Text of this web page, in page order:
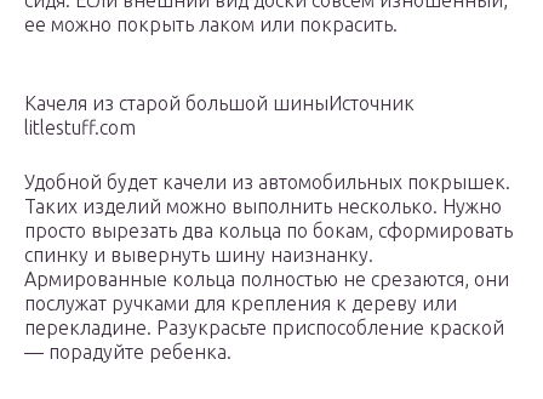
ее можно покрыть лаком или покрасить.
Качеля из старой большой шиныИсточник
litlestuff.com
Удобной будет качели из автомобильных покрышек.
Таких изделий можно выполнить несколько. Нужно
просто вырезать два кольца по бокам, сформировать
спинку и вывернуть шину наизнанку.
Армированные кольца полностью не срезаются, они
послужат ручками для крепления к дереву или
перекладине. Разукрасьте приспособление краской
— порадуйте ребенка.